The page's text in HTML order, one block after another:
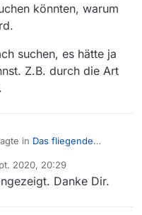
könnten, warum
suchen, es hätte ja
Z.B. durch die Art
in Das fliegende
Ich bin völlig
2020, 20:29
Danke Dir.